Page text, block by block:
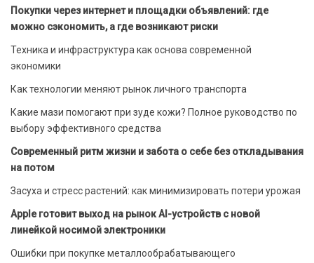
Покупки через интернет и площадки объявлений: где
можно сэкономить, а где возникают риски
Техника и инфраструктура как основа современной
экономики
Как технологии меняют рынок личного транспорта
Какие мази помогают при зуде кожи? Полное руководство по
выбору эффективного средства
Современный ритм жизни и забота о себе без откладывания
на потом
Засуха и стресс растений: как минимизировать потери урожая
Apple готовит выход на рынок AI-устройств с новой
линейкой носимой электроники
Ошибки при покупке металлообрабатывающего